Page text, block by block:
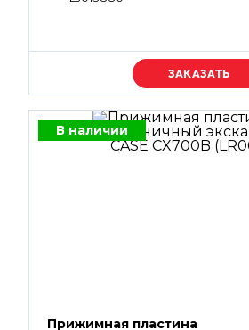
Уточняйте цену
В наличии
Прижимная пластина